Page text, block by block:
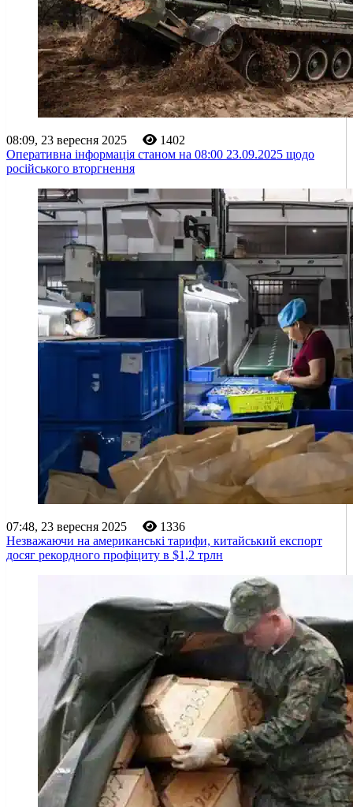
08:09, 23 вересня 2025
1402
Оперативна інформація станом на 08:00 23.09.2025 щодо
російського вторгнення
07:48, 23 вересня 2025
1336
Незважаючи на американські тарифи, китайський експорт
досяг рекордного профіциту в $1,2 трлн